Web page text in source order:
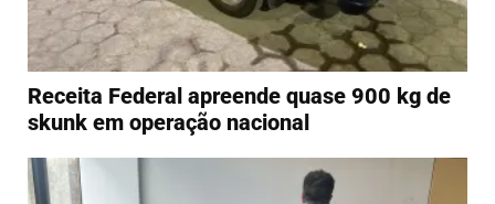
Receita Federal apreende quase 900 kg de
skunk em operação nacional